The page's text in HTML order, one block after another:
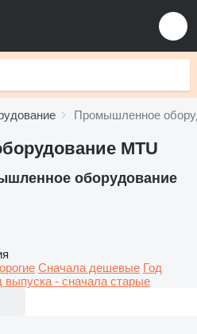
Промышленное
MTU
оборудование
Сначала дешевые Год
выпуска - сначала старые